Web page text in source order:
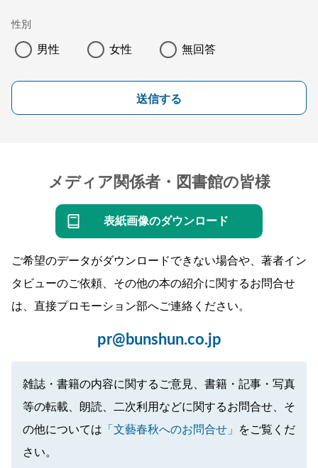
性別
男性 女性 無回答
送信する
メディア関係者・図書館の皆様
表紙画像のダウンロード
ご希望のデータがダウンロードできない場合や、著者イン
タビューのご依頼、その他の本の紹介に関するお問合せ
は、直接プロモーション部へご連絡ください。
pr@bunshun.co.jp
雑誌・書籍の内容に関するご意見、書籍・記事・写真
等の転載、朗読、二次利用などに関するお問合せ、そ
の他については 「文藝春秋へのお問合せ」
をご覧くだ
さい。